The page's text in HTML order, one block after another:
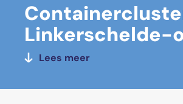
Linkerschelde-
Lees meer